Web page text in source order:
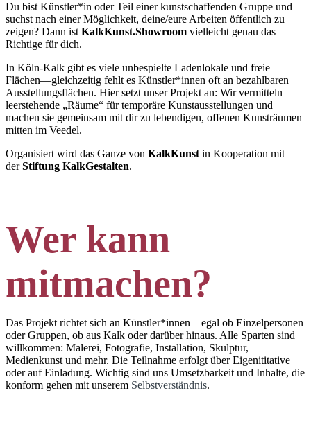
Du bist Künstler*in oder Teil einer kunstschaffenden Gruppe und
suchst nach einer Möglichkeit, deine/eure Arbeiten öffentlich zu
zeigen? Dann ist KalkKunst.Showroom vielleicht genau das
Richtige für dich.
In Köln-Kalk gibt es viele unbespielte Ladenlokale und freie
Flächen—gleichzeitig fehlt es Künstler*innen oft an bezahlbaren
Ausstellungsflächen. Hier setzt unser Projekt an: Wir vermitteln
leerstehende „Räume“ für temporäre Kunstausstellungen und
machen sie gemeinsam mit dir zu lebendigen, offenen Kunsträumen
mitten im Veedel.
Organisiert wird das Ganze von KalkKunst in Kooperation mit
derStiftung KalkGestalten.
Wer kann
mitmachen?
Das Projekt richtet sich an Künstler*innen—egal ob Einzelpersonen
oder Gruppen, ob aus Kalk oder darüber hinaus. Alle Sparten sind
willkommen: Malerei, Fotografie, Installation, Skulptur,
Medienkunst und mehr. Die Teilnahme erfolgt über Eigenititative
oder auf Einladung. Wichtig sind uns Umsetzbarkeit und Inhalte, die
konform gehen mit unserem Selbstverständnis.